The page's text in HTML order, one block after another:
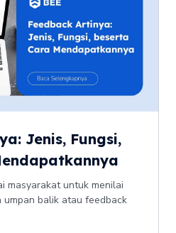
Jenis, Fungsi,
masyarakat untuk menilai
balik atau feedback